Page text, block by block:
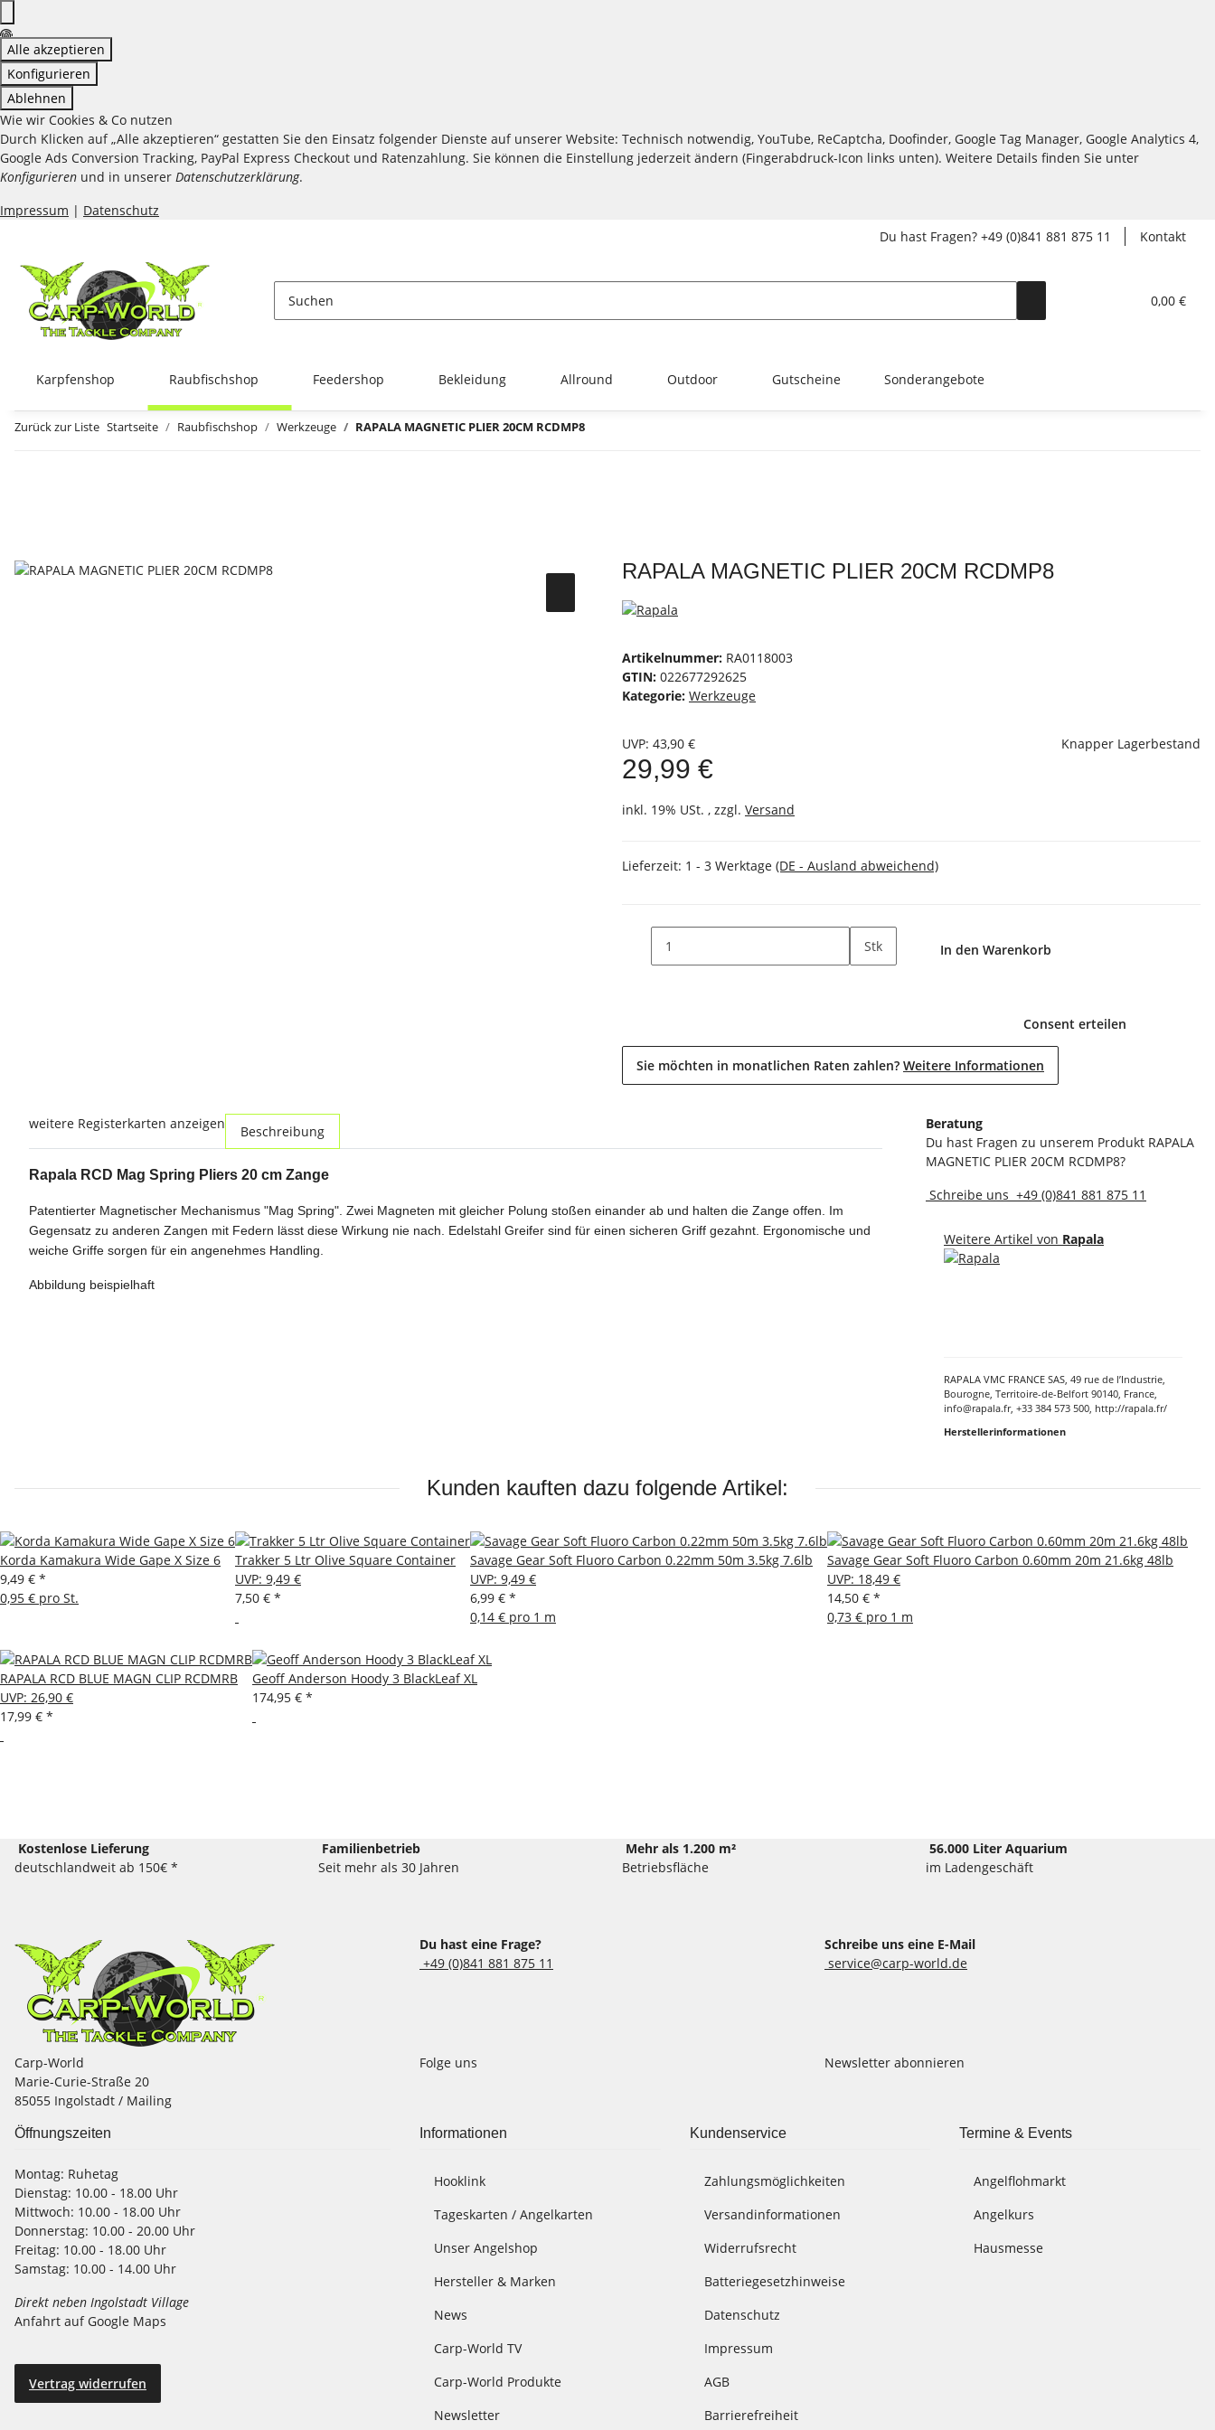
Alle akzeptieren
Konfigurieren
Ablehnen
Wie wir Cookies & Co nutzen
Durch Klicken auf „Alle akzeptieren“ gestatten Sie den Einsatz folgender Dienste auf unserer Website: Technisch notwendig, YouTube, ReCaptcha, Doofinder, Google Tag Manager, Google Analytics 4,
Google Ads Conversion Tracking, PayPal Express Checkout und Ratenzahlung. Sie können die Einstellung jederzeit ändern (Fingerabdruck-Icon links unten). Weitere Details finden Sie unter
Konfigurieren und in unserer Datenschutzerklärung.
Impressum | Datenschutz
Du hast Fragen? +49 (0)841 881 875 11
Kontakt
0,00 €
Karpfenshop Raubfischshop Feedershop Bekleidung Allround Outdoor Gutscheine Sonderangebote
Zurück zur Liste Startseite Raubfischshop Werkzeuge RAPALA MAGNETIC PLIER 20CM RCDMP8
RAPALA MAGNETIC PLIER 20CM RCDMP8
Artikelnummer: RA0118003
GTIN: 022677292625
Kategorie: Werkzeuge
UVP: 43,90 €
29,99 €
inkl. 19% USt. , zzgl. Versand
Knapper Lagerbestand
Lieferzeit: 1 - 3 Werktage (DE - Ausland abweichend)
Stk In den Warenkorb
Consent erteilen
Sie möchten in monatlichen Raten zahlen? Weitere Informationen
weitere Registerkarten anzeigen Beschreibung
Rapala RCD Mag Spring Pliers 20 cm Zange
Patentierter Magnetischer Mechanismus "Mag Spring". Zwei Magneten mit gleicher Polung stoßen einander ab und halten die Zange offen. Im
Gegensatz zu anderen Zangen mit Federn lässt diese Wirkung nie nach. Edelstahl Greifer sind für einen sicheren Griff gezahnt. Ergonomische und
weiche Griffe sorgen für ein angenehmes Handling.
Abbildung beispielhaft
Beratung
Du hast Fragen zu unserem Produkt RAPALA
MAGNETIC PLIER 20CM RCDMP8?
Schreibe uns +49 (0)841 881 875 11
Weitere Artikel von Rapala
RAPALA VMC FRANCE SAS, 49 rue de l’Industrie,
Bourogne, Territoire-de-Belfort 90140, France,
info@rapala.fr, +33 384 573 500, http://rapala.fr/
Herstellerinformationen
Kunden kauften dazu folgende Artikel:
Korda Kamakura Wide Gape X Size 6
9,49 € *
0,95 € pro St.
Trakker 5 Ltr Olive Square Container
UVP: 9,49 €
7,50 € *
Savage Gear Soft Fluoro Carbon 0.22mm 50m 3.5kg 7.6lb
UVP: 9,49 €
6,99 € *
0,14 € pro 1 m
Savage Gear Soft Fluoro Carbon 0.60mm 20m 21.6kg 48lb
UVP: 18,49 €
14,50 € *
0,73 € pro 1 m
RAPALA RCD BLUE MAGN CLIP RCDMRB
UVP: 26,90 €
17,99 € *
Geoff Anderson Hoody 3 BlackLeaf XL
174,95 € *
Kostenlose Lieferung
deutschlandweit ab 150€ *
Familienbetrieb
Seit mehr als 30 Jahren
Mehr als 1.200 m²
Betriebsfläche
56.000 Liter Aquarium
im Ladengeschäft
Du hast eine Frage?
+49 (0)841 881 875 11
Schreibe uns eine E-Mail
service@carp-world.de
Carp-World
Marie-Curie-Straße 20
85055 Ingolstadt / Mailing
Folge uns Newsletter abonnieren
Öffnungszeiten
Montag: Ruhetag
Dienstag: 10.00 - 18.00 Uhr
Mittwoch: 10.00 - 18.00 Uhr
Donnerstag: 10.00 - 20.00 Uhr
Freitag: 10.00 - 18.00 Uhr
Samstag: 10.00 - 14.00 Uhr
Direkt neben Ingolstadt Village
Anfahrt auf Google Maps
Vertrag widerrufen
Informationen
Hooklink
Tageskarten / Angelkarten
Unser Angelshop
Hersteller & Marken
News
Carp-World TV
Carp-World Produkte
Newsletter
Kundenservice
Zahlungsmöglichkeiten
Versandinformationen
Widerrufsrecht
Batteriegesetzhinweise
Datenschutz
Impressum
AGB
Barrierefreiheit
Termine & Events
Angelflohmarkt
Angelkurs
Hausmesse